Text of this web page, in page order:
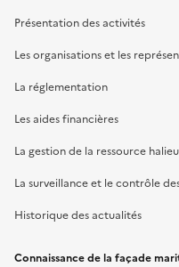
Présentation des activités
Les organisations et les
La réglementation
Les aides financières
La gestion de la ressource
La surveillance et le contrôle
Historique des actualités
Connaissance de la façade